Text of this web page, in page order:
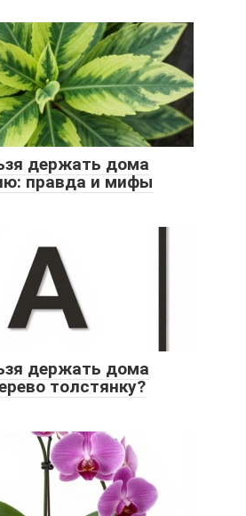
держать дома
правда и мифы
держать дома
толстянку?